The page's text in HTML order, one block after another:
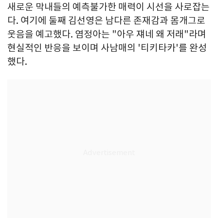
새로운 막내들의 예측불가한 매력이 시선을 사로잡는
다. 여기에 둘째 김선영은 남다른 존재감과 몸개그로
웃음을 예고했다. 염정아는 "아우 쟤네 왜 저래"라며
현실적인 반응을 보이며 사남매의 '티키타카'를 완성
했다.